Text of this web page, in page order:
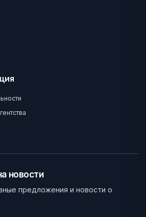
новости
предложения и новости о